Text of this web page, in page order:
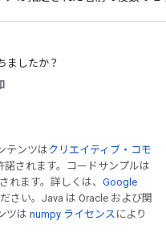
ましたか？
テンツはクリエイティブ・コモ
諾されます。コードサンプルは
れます。詳しくは、 Google
さい。Java は Oracle および関
ツは numpy ライセンス により